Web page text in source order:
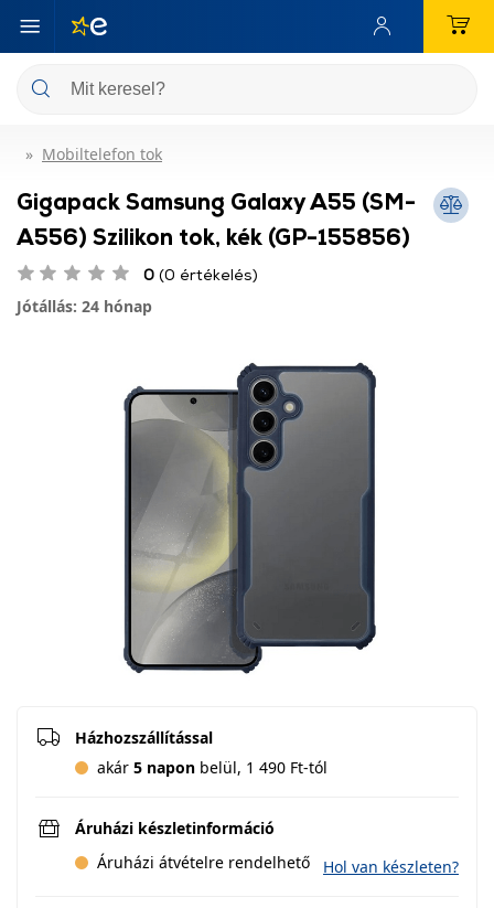
Mobiltelefon tok
Gigapack Samsung Galaxy A55 (SM-
A556) Szilikon tok, kék (GP-155856)
0 (0 értékelés)
Jótállás: 24 hónap
Házhozszállítással
akár 5 napon belül, 1 490 Ft-tól
Áruházi készletinformáció
Áruházi átvételre rendelhető
Hol van készleten?